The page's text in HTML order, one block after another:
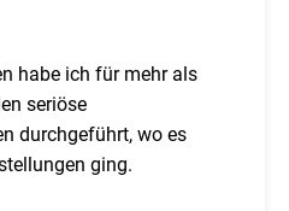
habe ich für mehr als
seriöse
durchgeführt, wo es
ging.